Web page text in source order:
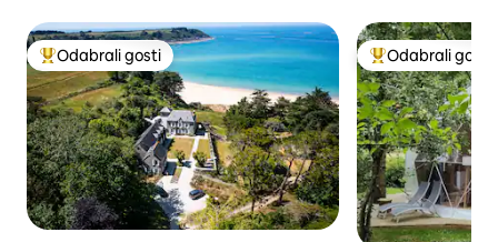
Među najviše rangiranima s oznakom „Odabrali gosti”
Odabrali gosti Među najviše
Odabrali gosti